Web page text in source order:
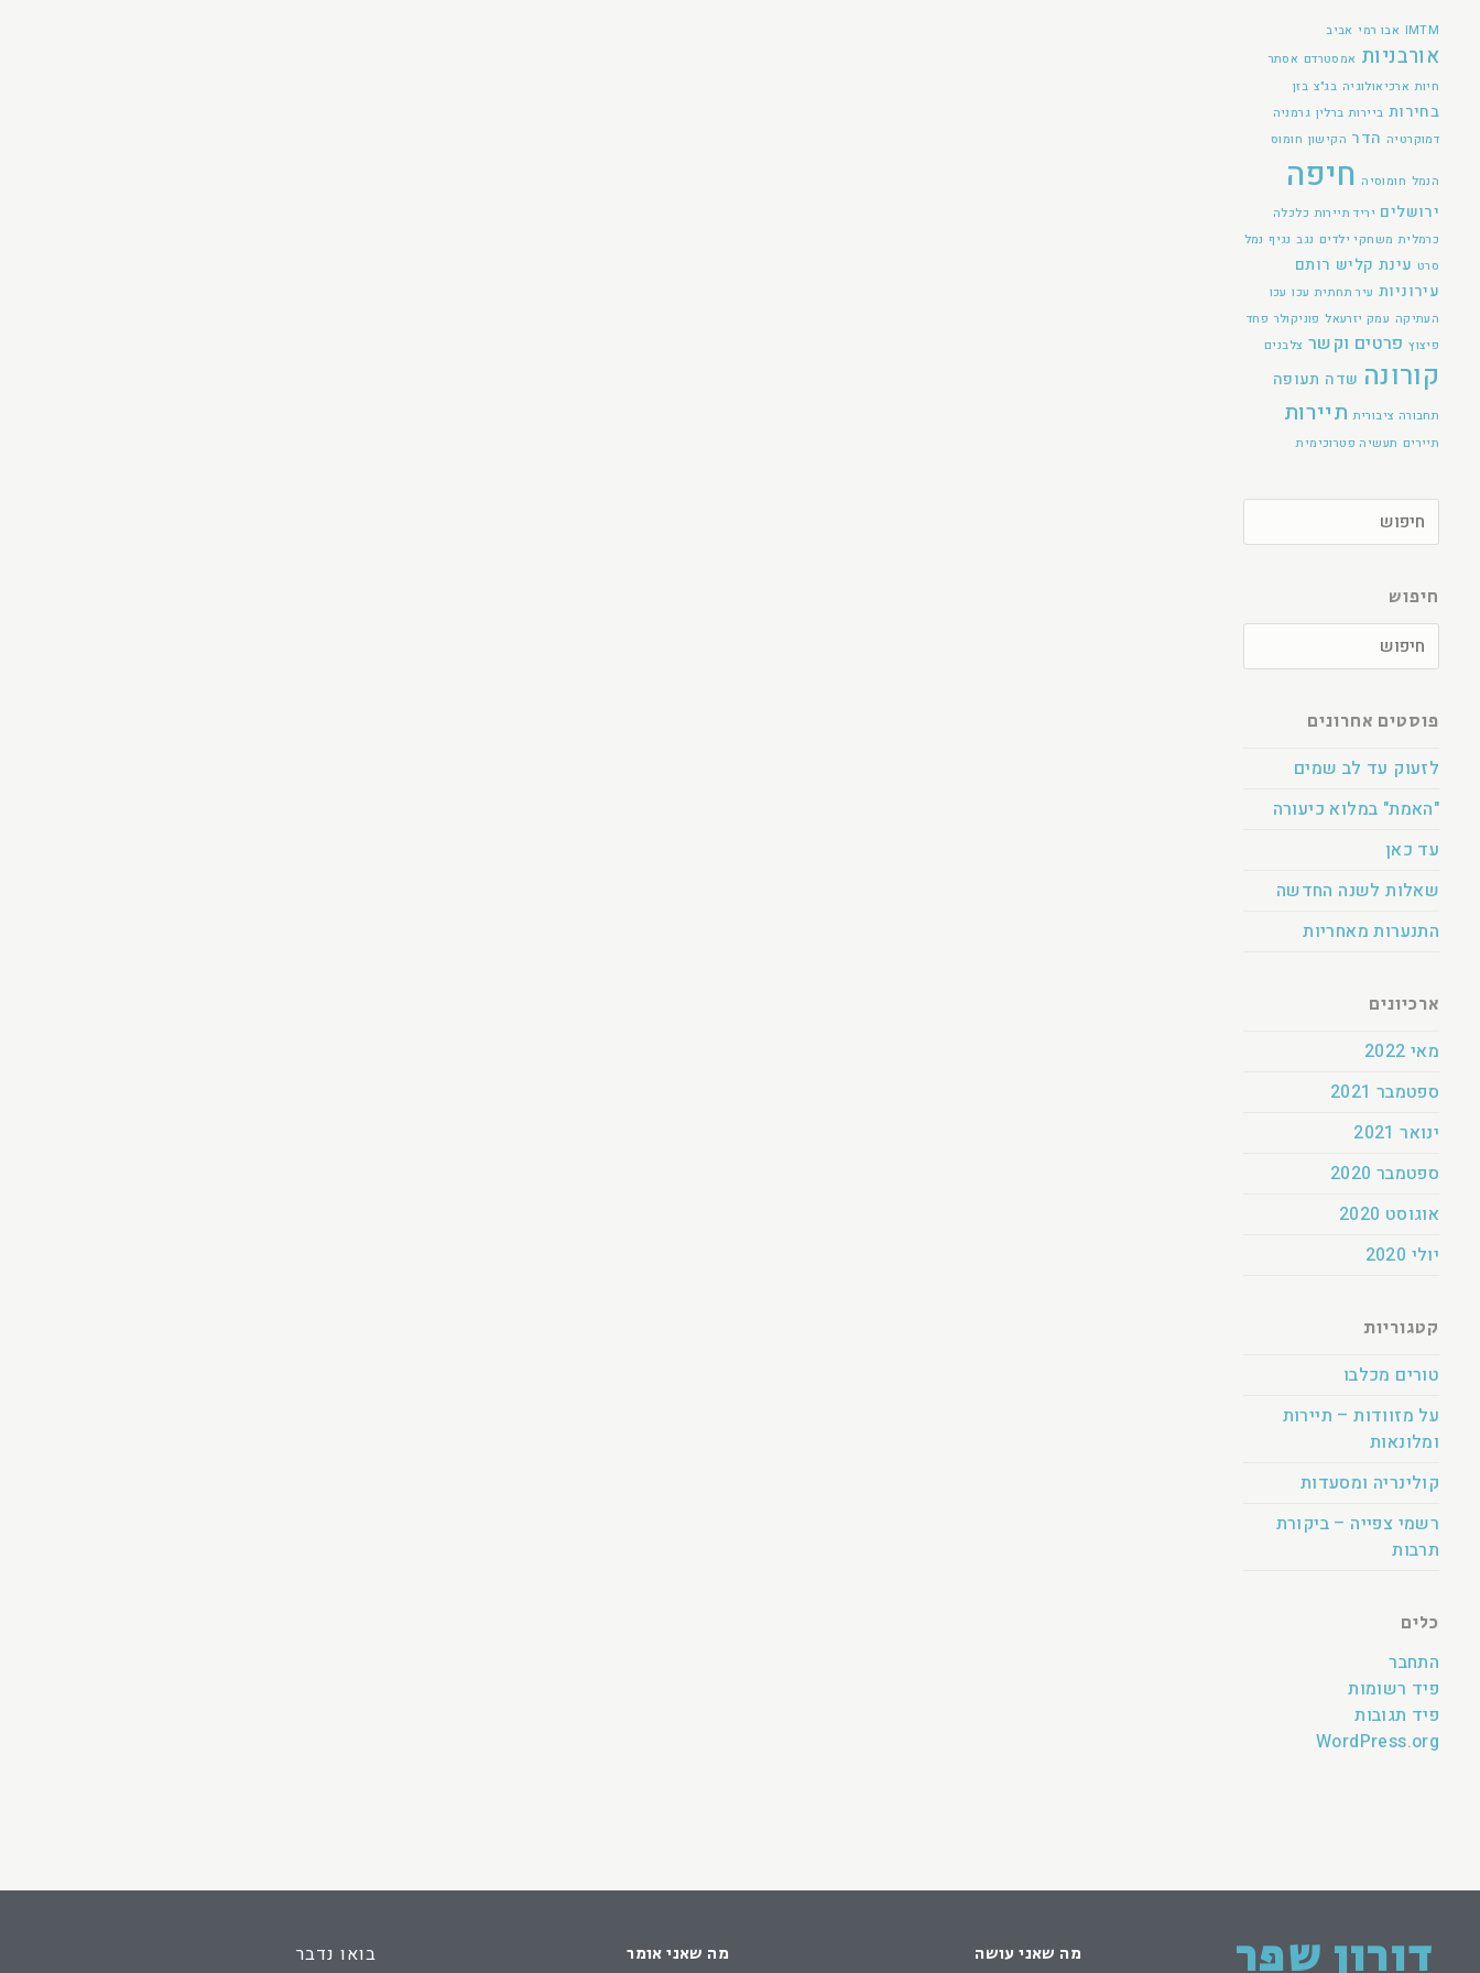
IMTM אבו רמי אביב
אורבניות אמסטרדם אסתר
חיות ארכיאולוגיה בג"צ בזן
בחירות ביירות ברלין גרמניה
דמוקרטיה הדר הקישון חומוס
הנמל חומוסיה חיפה
ירושלים יריד תיירות כלכלה
כרמלית משחקי ילדים נגב נגיף נמל
סרט עינת קליש רותם
עירוניות עיר תחתית עכו עכו
העתיקה עמק יזרעאל פוניקולר פחד
פיצוץ פרטים וקשר צלבנים
קורונה שדה תעופה
תחבורה ציבורית תיירות
תיירים תעשיה פטרוכימית
חיפוש
פוסטים אחרונים
לזעוק עד לב שמים
"האמת" במלוא כיעורה
עד כאן
שאלות לשנה החדשה
התנערות מאחריות
ארכיונים
מאי 2022
ספטמבר 2021
ינואר 2021
ספטמבר 2020
אוגוסט 2020
יולי 2020
קטגוריות
טורים מכלבו
על מזוודות – תיירות
ומלונאות
קולינריה ומסעדות
רשמי צפייה – ביקורת
תרבות
כלים
התחבר
פיד רשומות
פיד תגובות
WordPress.org
דורון שפר מה שאני עושה מה שאני אומר בואו נדבר